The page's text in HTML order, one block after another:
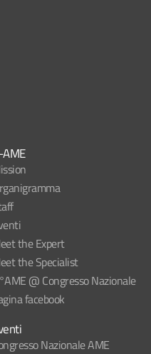
AME
the Expert
the Specialist
@ Congresso Nazionale
facebook
Nazionale AME